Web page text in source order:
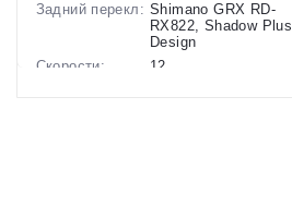
Задний перекл: Shimano GRX RD-
RX822, Shadow Plus
Design
Скорости:
12